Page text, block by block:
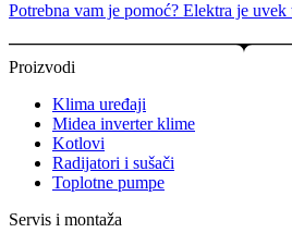
Potrebna vam je pomoć? Elektra je
Proizvodi
Klima uređaji
Midea inverter klime
Kotlovi
Radijatori i sušači
Toplotne pumpe
Servis i montaža